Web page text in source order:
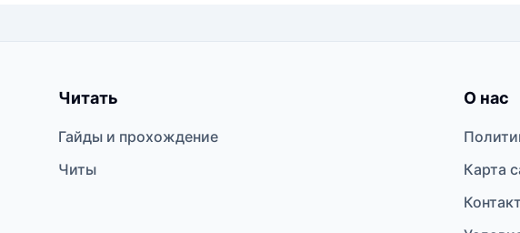
Читать
Гайды и прохождение
Читы
О нас
Карта